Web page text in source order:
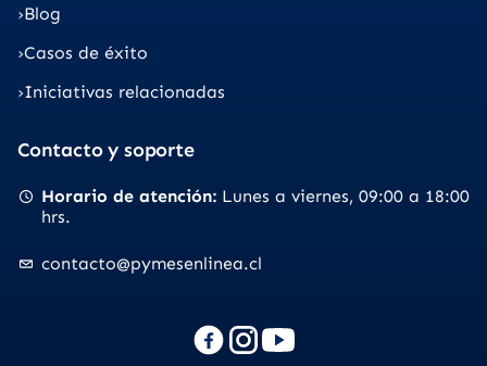
Blog
Casos de éxito
Iniciativas relacionadas
Contacto y soporte
Horario de atención Lunes a viernes 09:00 a 18:00
hrs.
contacto@pymesenlinea.cl